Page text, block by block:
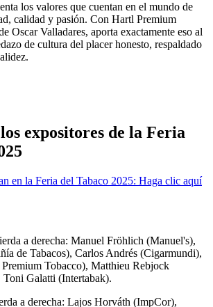
los valores que cuentan en el mundo de
calidad y pasión. Con Hartl Premium
Oscar Valladares, aporta exactamente eso al
de cultura del placer honesto, respaldado
expositores de la Feria
en la Feria del Tabaco 2025: Haga clic aquí
a derecha: Manuel Fröhlich (Manuel's),
de Tabacos), Carlos Andrés (Cigarmundi),
Tobacco), Matthieu Rebjock
Galatti (Intertabak).
a derecha: Lajos Horváth (ImpCor),